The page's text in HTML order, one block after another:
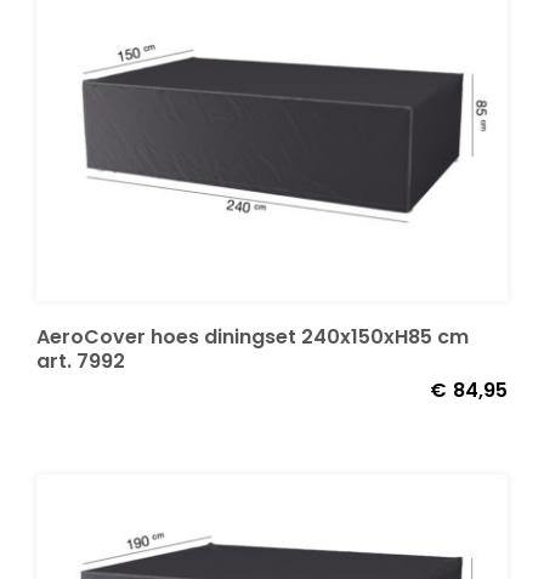
AeroCover hoes diningset 240x150xH85 cm
art. 7992
€ 84,95